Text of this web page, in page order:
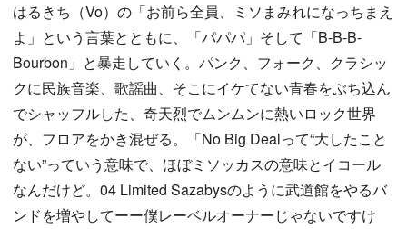
はるきち（Vo）の「お前ら全員、ミソまみれになっちまえ
よ」という言葉とともに、「パパパ」そして「B-B-B-
Bourbon」と暴走していく。パンク、フォーク、クラシッ
クに民族音楽、歌謡曲、そこにイケてない青春をぶち込ん
でシャッフルした、奇天烈でムンムンに熱いロック世界
が、フロアをかき混ぜる。「No Big Dealって“大したこと
ない”っていう意味で、ほぼミソッカスの意味とイコール
なんだけど。04 Limited Sazabysのように武道館をやるバ
ンドを増やしてーー僕レーベルオーナーじゃないですけ